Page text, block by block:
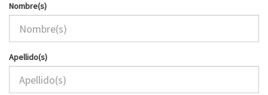
Nombre(s)
Apellido(s)